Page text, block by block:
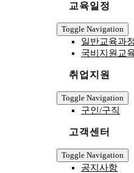
교육일정
Toggle Navigation
일반교육과정
국비지원교
취업지원
Toggle Navigation
구인/구직
고객센터
Toggle Navigation
공지사항